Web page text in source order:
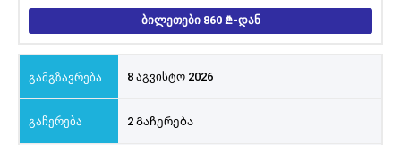
ᲑᲘᲚᲔᲗᲔᲑᲘ 860 -ᲓᲐᲜ
8 აგვისტო 2026
2 Გაჩერება